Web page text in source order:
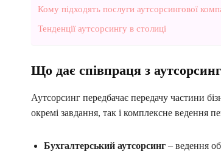
Кому підходять послуги аутсорсингової
Тенденції аутсорсингу в столиці
Що дає співпраця з
Аутсорсинг передбачає передачу частини
окремі завдання, так і комплексне ведення
Бухгалтерський аутсорсинг – ведення